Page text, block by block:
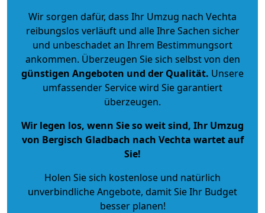
Wir sorgen dafür, dass Ihr Umzug nach Vechta
reibungslos verläuft und alle Ihre Sachen sicher
und unbeschadet an Ihrem Bestimmungsort
ankommen. Überzeugen Sie sich selbst von den
günstigen Angeboten und der Qualität. Unsere
umfassender Service wird Sie garantiert
überzeugen.
Wir legen los, wenn Sie so weit sind, Ihr Umzug
von Bergisch Gladbach nach Vechta wartet auf
Sie!
Holen Sie sich kostenlose und natürlich
unverbindliche Angebote, damit Sie Ihr Budget
besser planen!